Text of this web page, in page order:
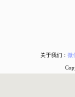
关于我们：微